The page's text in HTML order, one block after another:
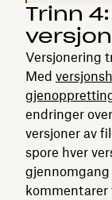
Trinn
Versjonering
Med
endringer
versjoner av
spore hver
kommentarer